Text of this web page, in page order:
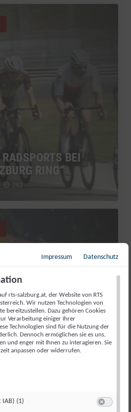
BEI
RING“
282
MANUEL
Impressum Datenschutz
rts-salzburg.at, der Website von RTS
Wir nutzen Technologien von
bereitzustellen. Dazu gehören Cookies
Verarbeitung einiger Ihrer
Technologien sind für die Nutzung der
Dennoch ermöglichen sie es uns,
und enger mit Ihnen zu interagieren. Sie
anpassen oder widerrufen.
IAB) (1)